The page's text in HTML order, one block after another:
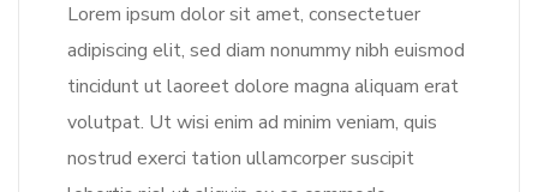
Lorem ipsum dolor sit amet, consectetuer
adipiscing elit, sed diam nonummy nibh euismod
tincidunt ut laoreet dolore magna aliquam erat
volutpat. Ut wisi enim ad minim veniam, quis
nostrud exerci tation ullamcorper suscipit